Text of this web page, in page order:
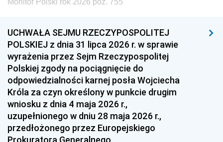
1996 1995 1994
1993 1992 1991
1990 1989
1987 1986 1985
1984 1983
1981 1980 1979
1978 1977
Monitor Polski rok 2026 poz. 755
UCHWAŁA SEJMU RZECZYPOSPOLITEJ
POLSKIEJ z dnia 31 lipca 2026 r. w sprawie
wyrażenia przez Sejm Rzeczypospolitej
Polskiej zgody na pociągnięcie do
odpowiedzialności karnej posła Wojciecha
Króla za czyn określony w punkcie drugim
wniosku z dnia 4 maja 2026 r.,
uzupełnionego w dniu 28 maja 2026 r.,
przedłożonego przez Europejskiego